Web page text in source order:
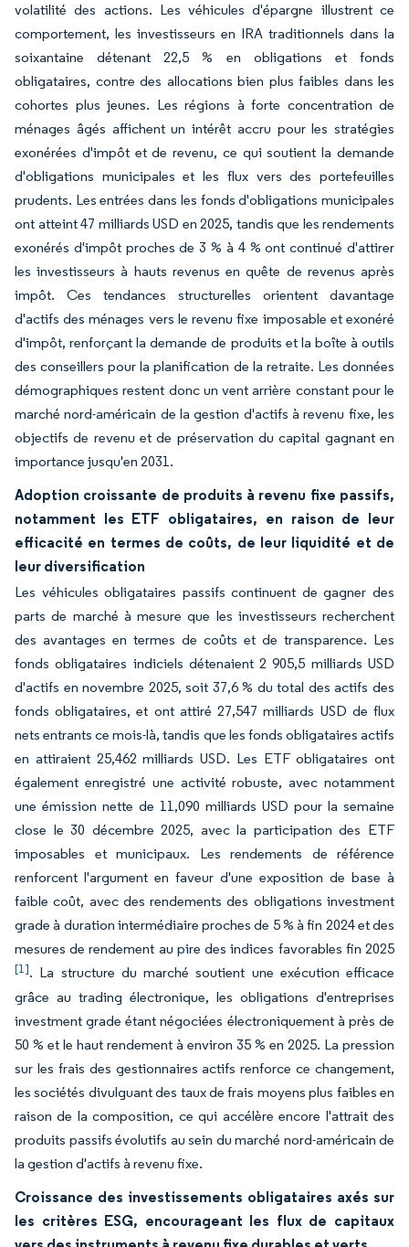
volatilité des actions. Les véhicules d'épargne illustrent ce
comportement, les investisseurs en IRA traditionnels dans la
soixantaine détenant 22,5 % en obligations et fonds
obligataires, contre des allocations bien plus faibles dans les
cohortes plus jeunes. Les régions à forte concentration de
ménages âgés affichent un intérêt accru pour les stratégies
exonérées d'impôt et de revenu, ce qui soutient la demande
d'obligations municipales et les flux vers des portefeuilles
prudents. Les entrées dans les fonds d'obligations municipales
ont atteint 47 milliards USD en 2025, tandis que les rendements
exonérés d'impôt proches de 3 % à 4 % ont continué d'attirer
les investisseurs à hauts revenus en quête de revenus après
impôt. Ces tendances structurelles orientent davantage
d'actifs des ménages vers le revenu fixe imposable et exonéré
d'impôt, renforçant la demande de produits et la boîte à outils
des conseillers pour la planification de la retraite. Les données
démographiques restent donc un vent arrière constant pour le
marché nord-américain de la gestion d'actifs à revenu fixe, les
objectifs de revenu et de préservation du capital gagnant en
importance jusqu'en 2031.
Adoption croissante de produits à revenu fixe passifs,
notamment les ETF obligataires, en raison de leur
efficacité en termes de coûts, de leur liquidité et de
leur diversification
Les véhicules obligataires passifs continuent de gagner des
parts de marché à mesure que les investisseurs recherchent
des avantages en termes de coûts et de transparence. Les
fonds obligataires indiciels détenaient 2 905,5 milliards USD
d'actifs en novembre 2025, soit 37,6 % du total des actifs des
fonds obligataires, et ont attiré 27,547 milliards USD de flux
nets entrants ce mois-là, tandis que les fonds obligataires actifs
en attiraient 25,462 milliards USD. Les ETF obligataires ont
également enregistré une activité robuste, avec notamment
une émission nette de 11,090 milliards USD pour la semaine
close le 30 décembre 2025, avec la participation des ETF
imposables et municipaux. Les rendements de référence
renforcent l'argument en faveur d'une exposition de base à
faible coût, avec des rendements des obligations investment
grade à duration intermédiaire proches de 5 % à fin 2024 et des
mesures de rendement au pire des indices favorables fin 2025
[1]. La structure du marché soutient une exécution efficace
grâce au trading électronique, les obligations d'entreprises
investment grade étant négociées électroniquement à près de
50 % et le haut rendement à environ 35 % en 2025. La pression
sur les frais des gestionnaires actifs renforce ce changement,
les sociétés divulguant des taux de frais moyens plus faibles en
raison de la composition, ce qui accélère encore l'attrait des
produits passifs évolutifs au sein du marché nord-américain de
la gestion d'actifs à revenu fixe.
Croissance des investissements obligataires axés sur
les critères ESG, encourageant les flux de capitaux